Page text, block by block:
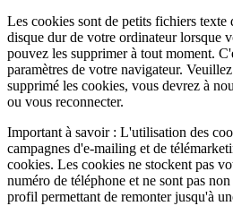
Les cookies sont de petits fichiers texte
disque dur de votre ordinateur lorsque
pouvez les supprimer à tout moment.
paramètres de votre navigateur.
supprimé les cookies, vous devrez à
ou vous reconnecter.
Important à savoir : L'utilisation des
campagnes d'e-mailing et de
cookies. Les cookies ne stockent pas
numéro de téléphone et ne sont pas
profil permettant de remonter jusqu'à